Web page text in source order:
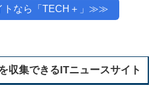
トなら「TECH＋」≫≫
収集できるITニュースサイト